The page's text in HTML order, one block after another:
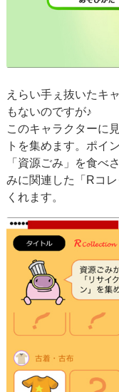
えらい手ぇ抜いたキ
もないのですが♪
このキャラクターに
トを集めます。ポイ
「資源ごみ」を食べ
みに関連した「Rコ
くれます。